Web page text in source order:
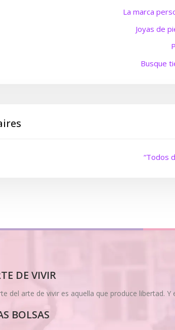
La marca
Joyas de
Busque
“Todos
DE VIVIR
del arte de vivir es aquella que produce libertad.
BOLSAS